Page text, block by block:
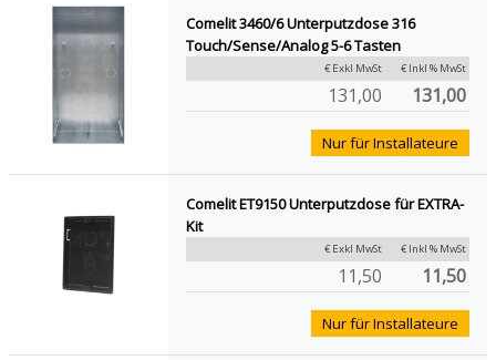
Comelit 3460/6 Unterputzdose 316
Touch/Sense/Analog 5-6 Tasten
€ Exkl MwSt € Inkl % MwSt
131,00 131,00
Nur für Installateure
Comelit ET9150 Unterputzdose für EXTRA-
Kit
€ Exkl MwSt € Inkl % MwSt
11,50 11,50
Nur für Installateure